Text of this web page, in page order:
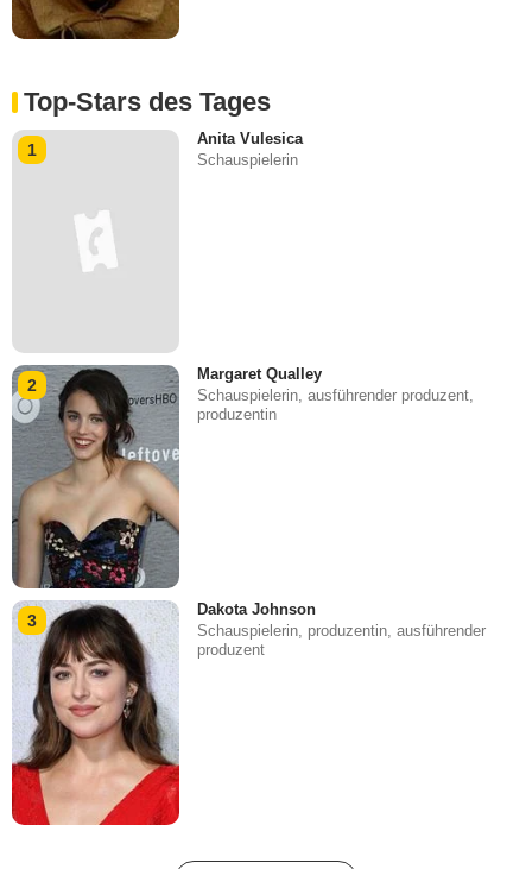
Top-Stars des Tages
1
Anita Vulesica
Schauspielerin
2
Margaret Qualley
Schauspielerin, ausführender produzent,
produzentin
3
Dakota Johnson
Schauspielerin, produzentin, ausführender
produzent